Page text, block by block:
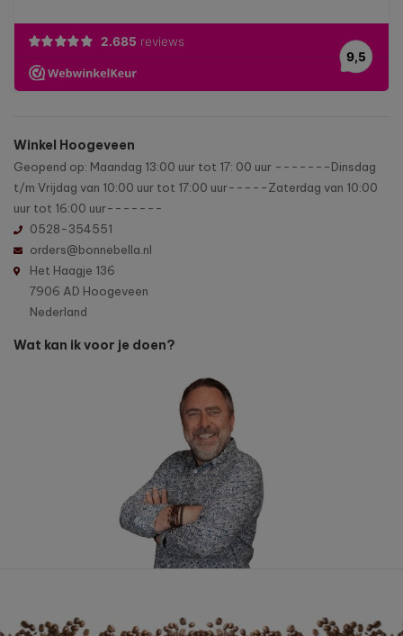
Winkel Hoogeveen
Geopend op: Maandag 13:00 uur tot 17: 00 uur -------Dinsdag
t/m Vrijdag van 10:00 uur tot 17:00 uur-----Zaterdag van 10:00
uur tot 16:00 uur-------
0528-354551
orders@bonnebella.nl
Het Haagje 136
7906 AD Hoogeveen
Nederland
Wat kan ik voor je doen?